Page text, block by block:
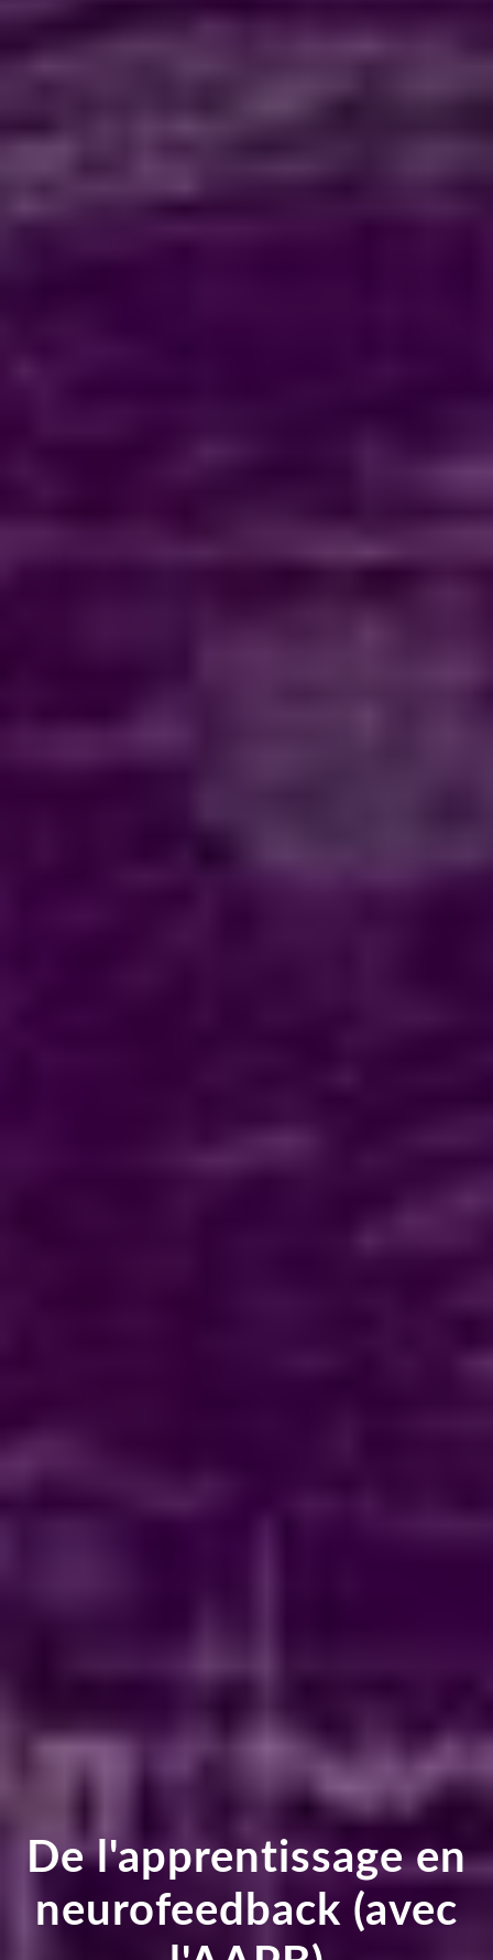
De l'apprentissage en
neurofeedback (avec